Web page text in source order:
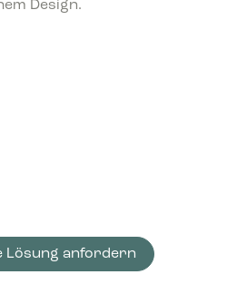
Design.
2x65 + 2x45 Liter Mit Regalen
Lösung anfordern